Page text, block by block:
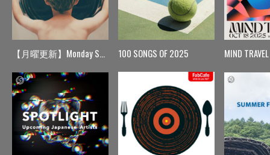
【月曜更新】Monday Spin 100 SONGS OF 2025 MIND TRAVEL